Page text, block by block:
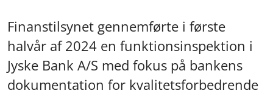
Finanstilsynet gennemførte i første
halvår af 2024 en funktionsinspektion i
Jyske Bank A/S med fokus på bankens
dokumentation for kvalitetsforbedrende